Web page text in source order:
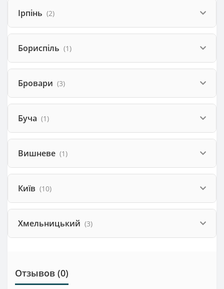
Ірпінь (2)
Бориспіль (1)
Бровари (3)
Буча (1)
Вишневе (1)
Київ (10)
Хмельницький (3)
Отзывов (0)